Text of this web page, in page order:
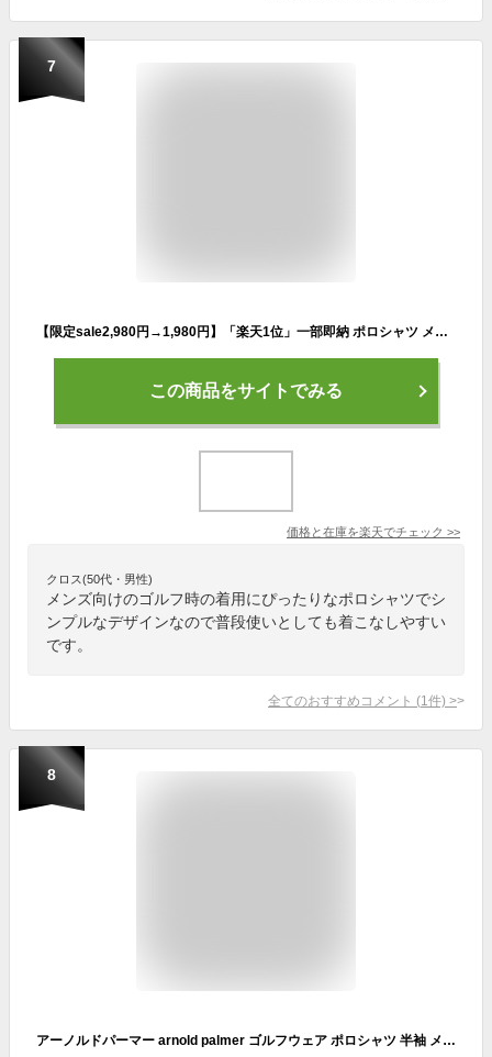
7
【限定sale2,980円→1,980円】「楽天1位」一部即納 ポロシャツ メンズ 長袖 半袖 春 夏 秋 冬 裏ポア 綿 ゴルフシャツ ロンT メンズスプリング カットソー トップス ゴルフウェア メンズ カジュアル 保温性 秋物 インナー暖かい裏起毛 スポーツポロシャツ 大きいサイズ
この商品をサイトでみる
価格と在庫を楽天でチェック >>
クロス(50代・男性)
メンズ向けのゴルフ時の着用にぴったりなポロシャツでシ
ンプルなデザインなので普段使いとしても着こなしやすい
です。
全てのおすすめコメント (1 件) >
8
アーノルドパーマー arnold palmer ゴルフウェア ポロシャツ 半袖 メンズ BKロゴ半袖ポロシャツ AP220101B01【2024年春夏モデル】